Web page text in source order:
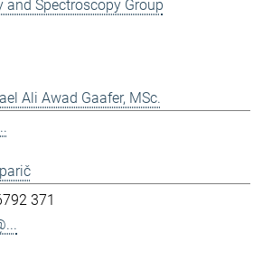
and Spectroscopy Group
Ali Awad Gaafer, MSc.
371